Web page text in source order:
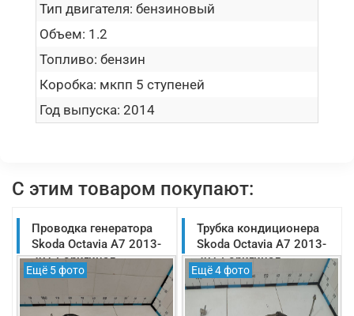
Тип двигателя: бензиновый
Объем: 1.2
Топливо: бензин
Коробка: мкпп 5 ступеней
Год выпуска: 2014
С этим товаром покупают:
Проводка генератора
Skoda Octavia A7 2013-
2017 оригинал
(5Q0971230AQ)
Ещё 5 фото
Трубка кондиционера
Skoda Octavia A7 2013-
2017 оригинал
(5Q0820741B)
Ещё 4 фото